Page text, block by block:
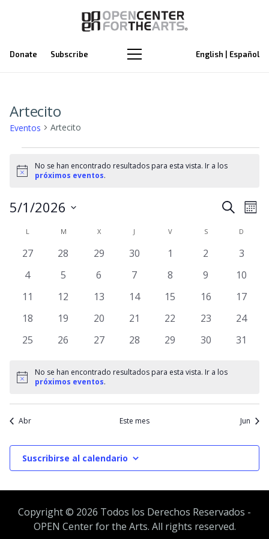
Donate Subscribe English | Español
Artecito
Eventos Artecito
Eventos
Aviso
No se han encontrado resultados para esta vista. Ir a los
próximos eventos.
de
de
Buscar
Mes
5/1/2026
fecha.
Calendario
de
Eventos
LLUNES M XMIÉRCOLESJ VVIERNES SSÁBADO D
0
27
0
28
0
29
0
30
01
0
2
0
3
0
4
0
5
0
6
0
7
0
8
0
9
010
011
012
013
014
015
016
017
018
019
0
20
0
21
0
22
0
23
0
24
0
25
0
26
0
27
0
28
0
29
0
30
0
31
Aviso
No se han encontrado resultados para esta vista. Ir a los
próximos eventos.
Abr Este mes Jun
Suscribirse al calendario
Copyright © 2026 Todos los Derechos Reservados -
OPEN Center for the Arts. All rights reserved.